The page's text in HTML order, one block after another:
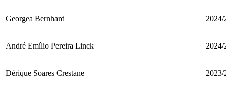
Georgea Bernhard 2024/
André Emílio Pereira Linck 2024/
Dérique Soares Crestane 2023/